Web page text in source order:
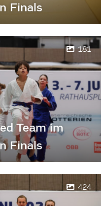
Finals
181
Team im
Finals
424